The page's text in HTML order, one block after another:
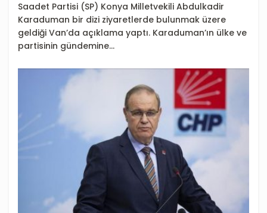
Saadet Partisi (SP) Konya Milletvekili Abdulkadir
Karaduman bir dizi ziyaretlerde bulunmak üzere
geldiği Van’da açıklama yaptı. Karaduman’ın ülke ve
partisinin gündemine...